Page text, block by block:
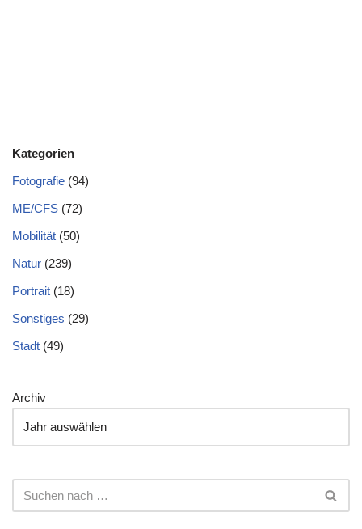
Kategorien
Fotografie (94)
ME/CFS (72)
Mobilität (50)
Natur (239)
Portrait (18)
Sonstiges (29)
Stadt (49)
Archiv